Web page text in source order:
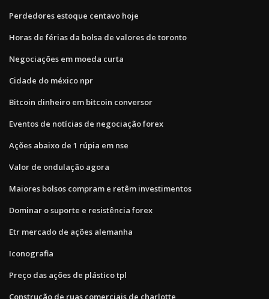
Perdedores estoque centavo hoje
Horas de férias da bolsa de valores de toronto
Negociações em moeda curta
Cidade do méxico npr
Bitcoin dinheiro em bitcoin conversor
Eventos de notícias de negociação forex
Ações abaixo de 1 rúpia em nse
Valor de ondulação agora
Maiores bolsos compram e retêm investimentos
Dominar o suporte e resistência forex
Etr mercado de ações alemanha
Iconografia
Preço das ações de plástico tpl
Construção de ruas comerciais de charlotte